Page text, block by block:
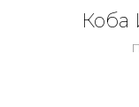
Коба